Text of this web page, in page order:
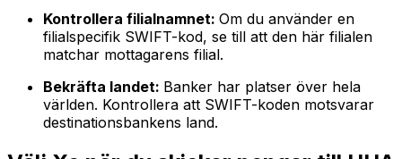
Kontrollera filialnamnet: Om du använder en
filialspecifik SWIFT-kod, se till att den här filialen
matchar mottagarens filial.
Bekräfta landet: Banker har platser över hela
världen. Kontrollera att SWIFT-koden motsvarar
destinationsbankens land.